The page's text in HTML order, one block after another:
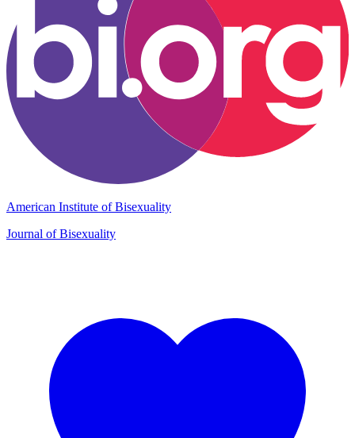
American Institute of Bisexuality
Journal of Bisexuality